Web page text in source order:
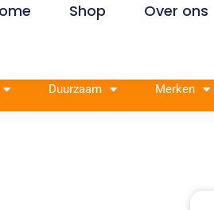
Shop Over ons
Duurzaam Merken